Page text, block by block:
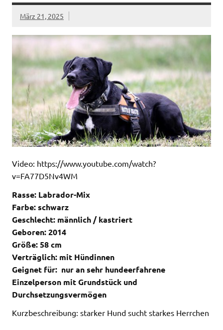
März 21, 2025
Video: https://www.youtube.com/watch?
v=FA77D5Nv4WM
Rasse: Labrador-Mix
Farbe: schwarz
Geschlecht: männlich / kastriert
Geboren: 2014
Größe: 58 cm
Verträglich: mit Hündinnen
Geignet für: nur an sehr hundeerfahrene
Einzelperson mit Grundstück und
Durchsetzungsvermögen
Kurzbeschreibung: starker Hund sucht starkes Herrchen